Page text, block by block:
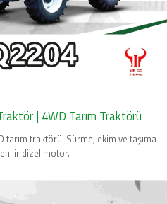
| 4WD Tarım Traktörü
tarım traktörü. Sürme, ekim ve taşıma
dizel motor.